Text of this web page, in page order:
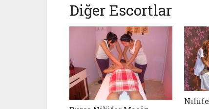
Diğer Escortlar